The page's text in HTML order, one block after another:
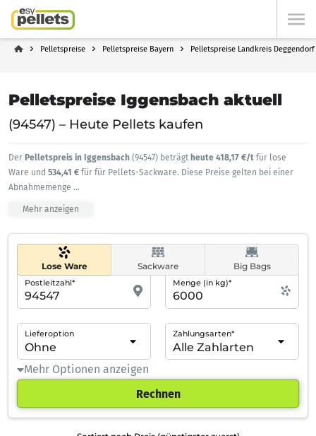
Pelletspreise Pelletspreise Bayern Pelletspreise Landkreis Deggendorf
Pelletspreise Iggensbach aktuell
(94547) – Heute Pellets kaufen
Der Pelletspreis in Iggensbach (94547) beträgt heute 418,17 €/t für lose
Ware und 534,41 € für für Pellets-Sackware. Diese Preise gelten bei einer
Abnahmemenge ...
Mehr anzeigen
Lose Ware Sackware Big Bags
Postleitzahl* Menge (in kg)*
Lieferoption Zahlungsarten*
Mehr Optionen anzeigen
Rechnen